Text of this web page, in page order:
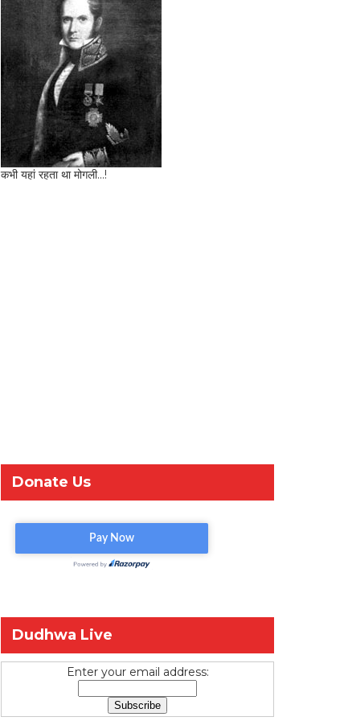
कभी यहां रहता था मोगली...!
Donate Us
Dudhwa Live
Enter your email address: